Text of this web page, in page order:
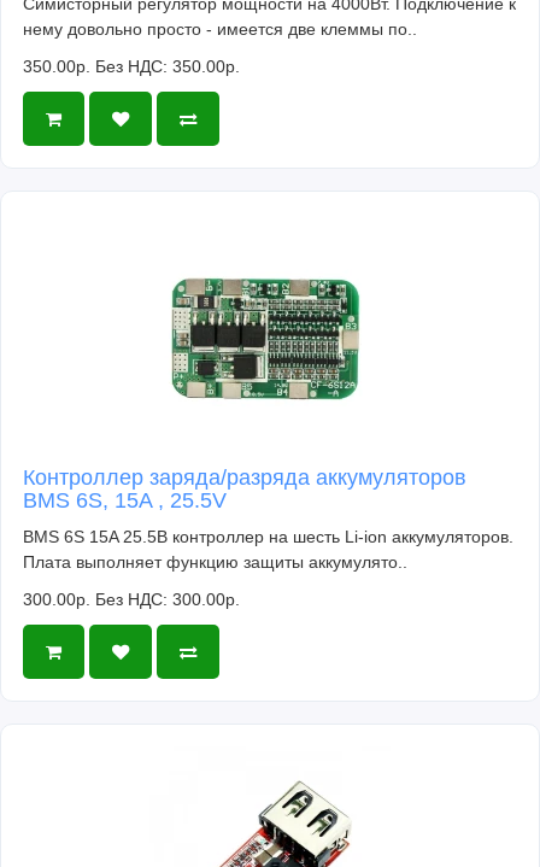
Симисторный регулятор мощности на 4000Вт. Подключение к
нему довольно просто - имеется две клеммы по..
350.00р. Без НДС: 350.00р.
Контроллер заряда/разряда аккумуляторов
BMS 6S, 15A , 25.5V
BMS 6S 15A 25.5В контроллер на шесть Li-ion аккумуляторов.
Плата выполняет функцию защиты аккумулято..
300.00р. Без НДС: 300.00р.